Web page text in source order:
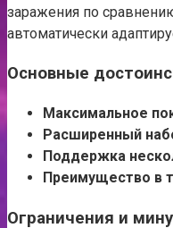
заражения по
автоматически
Основные
Максимальное
Расширенный
Поддержка
Преимущество в
Ограничения и